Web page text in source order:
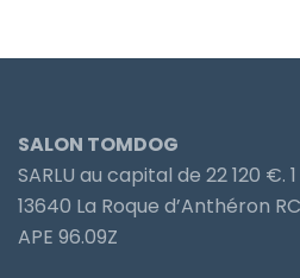
SALON TOMDOG
SARLU au capital de 22 120 €.
13640 La Roque d’Anthéron
APE 96.09Z